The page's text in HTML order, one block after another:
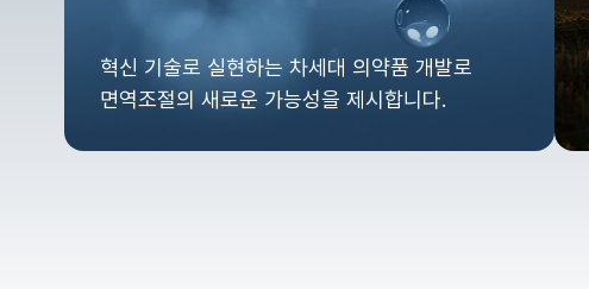
혁신 기술로 실현하는 차세대 의약품 개발로
면역조절의 새로운 가능성을 제시합니다.